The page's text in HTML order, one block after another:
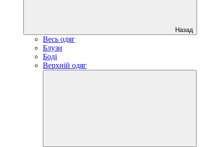
Назад
Весь одяг
Блузи
Боді
Верхній одяг